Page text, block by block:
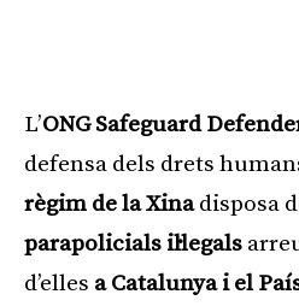
L’ONG Safeguard
defensa dels drets
règim de la Xinadisposa
parapolicials il·legals
d’elles a Catalunya i el